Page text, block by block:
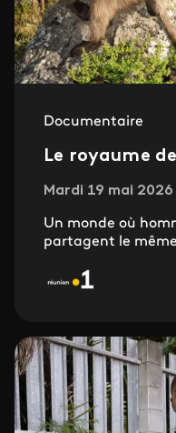
Documentaire
Le royaume
Mardi 19 mai
Un monde où
partagent le